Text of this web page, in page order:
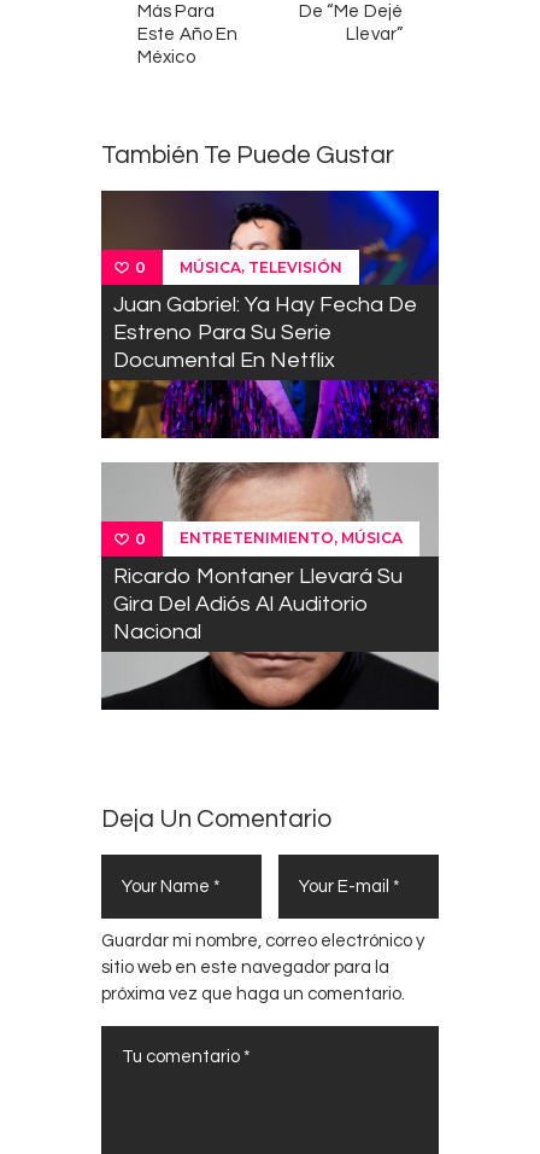
Más Para
Este Año En
México
De “Me Dejé
Llevar”
También Te Puede Gustar
0 MÚSICA, TELEVISIÓN
Juan Gabriel: Ya Hay Fecha De
Estreno Para Su Serie
Documental En Netflix
0 ENTRETENIMIENTO, MÚSICA
Ricardo Montaner Llevará Su
Gira Del Adiós Al Auditorio
Nacional
Deja Un Comentario
Guardar mi nombre, correo electrónico y
sitio web en este navegador para la
próxima vez que haga un comentario.